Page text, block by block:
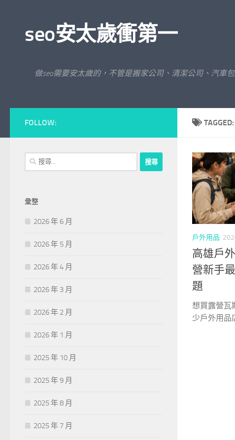
seo安太歲衝第一
做seo需要安太歲的，不管是搬家公司、清潔公司、汽車
TAGGED:
戶外用品
高雄戶
營新手
題
想買露營瓦
少戶外用品
FOLLOW:
搜
尋
字:
彙整
2026 年 6 月
2026 年 5 月
2026 年 4 月
2026 年 3 月
2026 年 2 月
2026 年 1 月
2025 年 10 月
2025 年 9 月
2025 年 8 月
2025 年 7 月